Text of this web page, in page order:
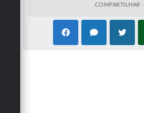
COMPARTILHAR